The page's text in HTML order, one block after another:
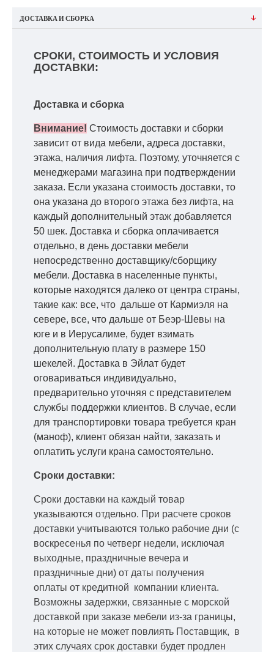
ДОСТАВКА И СБОРКА
СРОКИ, СТОИМОСТЬ И УСЛОВИЯ
ДОСТАВКИ:
Доставка и сборка
Внимание! Стоимость доставки и сборки
зависит от вида мебели, адреса доставки,
этажа, наличия лифта. Поэтому, уточняется с
менеджерами магазина при подтверждении
заказа. Если указана стоимость доставки, то
она указана до второго этажа без лифта, на
каждый дополнительный этаж добавляется
50 шек. Доставка и сборка оплачивается
отдельно, в день доставки мебели
непосредственно доставщику/сборщику
мебели. Доставка в населенные пункты,
которые находятся далеко от центра страны,
такие как: все, что дальше от Кармиэля на
севере, все, что дальше от Беэр-Шевы на
юге и в Иерусалиме, будет взимать
дополнительную плату в размере 150
шекелей. Доставка в Эйлат будет
оговариваться индивидуально,
предварительно уточняя с представителем
службы поддержки клиентов. В случае, если
для транспортировки товара требуется кран
(маноф), клиент обязан найти, заказать и
оплатить услуги крана самостоятельно.
Сроки доставки:
Сроки доставки на каждый товар
указываются отдельно. При расчете сроков
доставки учитываются только рабочие дни (с
воскресенья по четверг недели, исключая
выходные, праздничные вечера и
праздничные дни) от даты получения
оплаты от кредитной компании клиента.
Возможны задержки, связанные с морской
доставкой при заказе мебели из-за границы,
на которые не может повлиять Поставщик, в
этих случаях срок доставки будет продлен